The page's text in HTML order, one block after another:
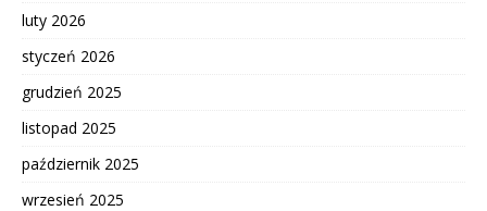
luty 2026
styczeń 2026
grudzień 2025
listopad 2025
październik 2025
wrzesień 2025